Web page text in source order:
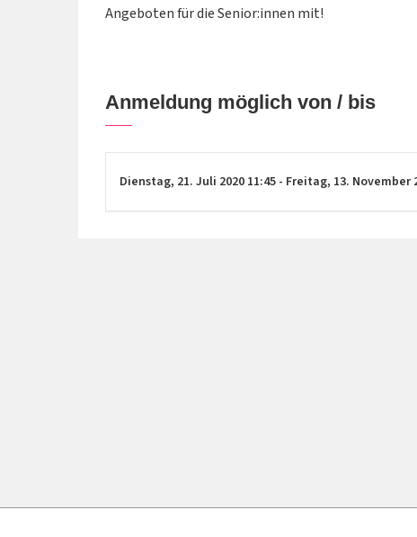
Angeboten für die Senior:innen mit!
Anmeldung möglich von / bis
Dienstag, 21. Juli 2020 11:45 - Freitag, 13. November